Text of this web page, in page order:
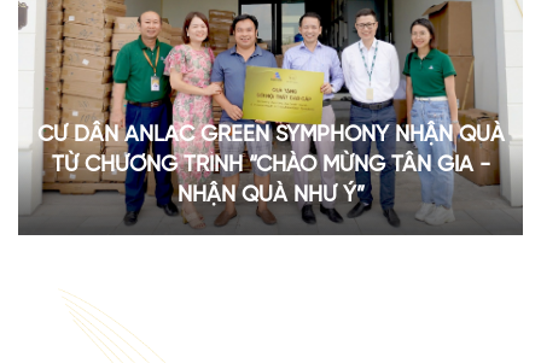
CƯ DÂN ANLAC GREEN SYMPHONY NHẬN QUÀ
TỪ CHƯƠNG TRÌNH “CHÀO MỪNG TÂN GIA -
NHẬN QUÀ NHƯ Ý”